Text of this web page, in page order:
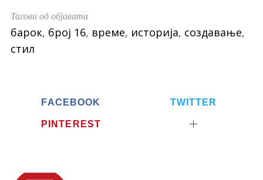
e
b
o
t
t
r
e
Тагови од објавата
барок, број 16, време, историја, создавање,
стил
FACEBOOK TWITTER
PINTEREST